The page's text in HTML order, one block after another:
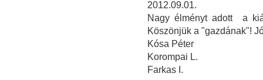
2012.09.01.
Nagy élményt adott a
Köszönjük a "gazdának"!
Kósa Péter
Korompai L.
Farkas I.